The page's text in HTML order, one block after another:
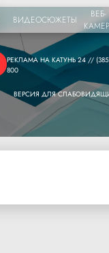
ВИДЕОСЮЖЕТЫ
ВЕБ-
РЕКЛАМА НА КАТУНЬ 24 //
800
ВЕРСИЯ ДЛЯ